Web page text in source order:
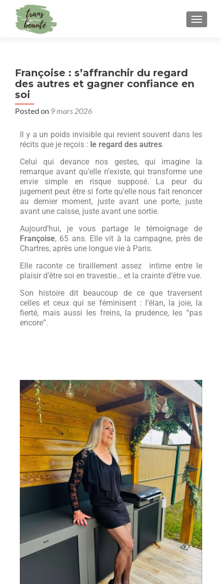
Françoise : s’affranchir du regard
des autres et gagner confiance en
soi
Posted on 9 mars 2026
Il y a un poids invisible qui revient souvent dans les
récits que je reçois : le regard des autres.
Celui qui devance nos gestes, qui imagine la
remarque avant qu’elle n’existe, qui transforme une
envie simple en risque supposé. La peur du
jugement peut être si forte qu’elle nous fait renoncer
au dernier moment, juste avant une porte, juste
avant une caisse, juste avant une sortie.
Aujourd’hui, je vous partage le témoignage de
Françoise, 65 ans. Elle vit à la campagne, près de
Chartres, après une longue vie à Paris.
Elle raconte ce tiraillement assez intime entre le
plaisir d’être soi en travestie… et la crainte d’être vue.
Son histoire dit beaucoup de ce que traversent
celles et ceux qui se féminisent : l’élan, la joie, la
fierté, mais aussi les freins, la prudence, les “pas
encore”.